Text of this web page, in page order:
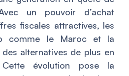
un pouvoir d’achat
fiscales attractives, les
comme le Maroc et la
des alternatives de plus en
évolution pose la